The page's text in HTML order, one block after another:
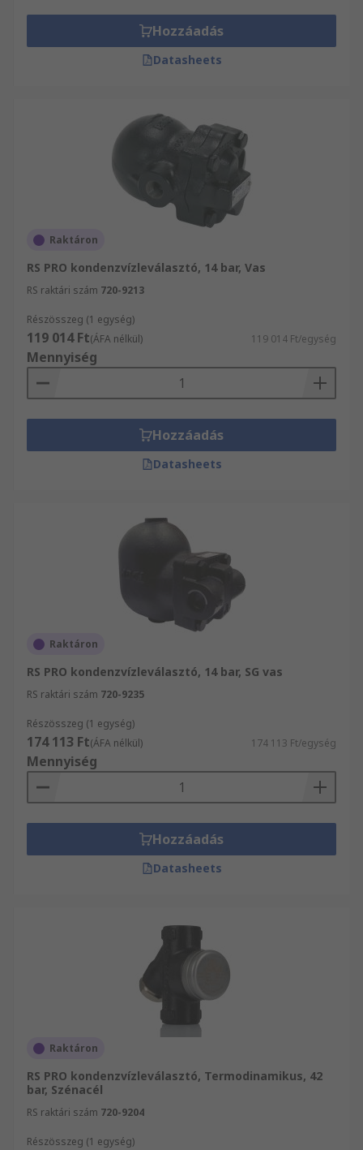
termékekhez tartozó műszaki adatokat. Összesen
több mint 100 000 műszaki dokumentummal
rendelkezünk és ezzel szeretnénk ügyfeleinket
Hozzáadás
Datasheets
Raktáron
RS PRO kondenzvízleválasztó, 14 bar, Vas
RS raktári szám 720-9213
Részösszeg (1 egység)
119 014 Ft(ÁFA nélkül) 119 014 Ft/egység
Mennyiség
Hozzáadás
Datasheets
Raktáron
RS PRO kondenzvízleválasztó, 14 bar, SG vas
RS raktári szám 720-9235
Részösszeg (1 egység)
174 113 Ft(ÁFA nélkül) 174 113 Ft/egység
Mennyiség
Hozzáadás
Datasheets
Raktáron
RS PRO kondenzvízleválasztó, Termodinamikus, 42
bar, Szénacél
RS raktári szám 720-9204
Részösszeg (1 egység)